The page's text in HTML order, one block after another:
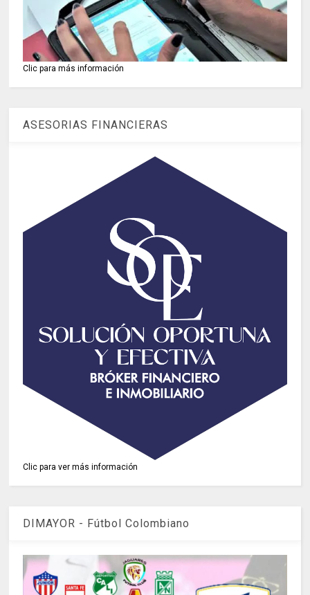
Clic para más información
ASESORIAS FINANCIERAS
Clic para ver más información
DIMAYOR - Fútbol Colombiano